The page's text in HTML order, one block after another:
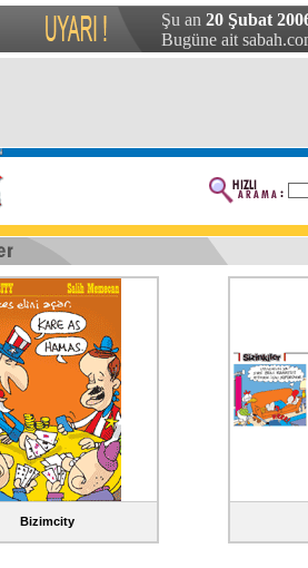
Şu an 20 Şubat
Bugüne ait
Bizimcity